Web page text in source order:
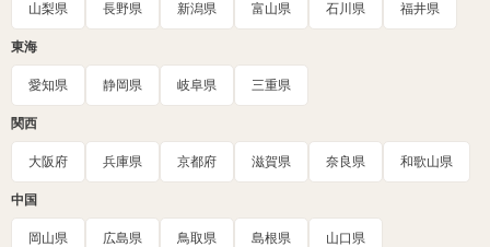
山梨県 長野県 新潟県 富山県 石川県 福井県
東海
愛知県 静岡県 岐阜県 三重県
関西
大阪府 兵庫県 京都府 滋賀県 奈良県 和歌山県
中国
岡山県 広島県 鳥取県 島根県 山口県